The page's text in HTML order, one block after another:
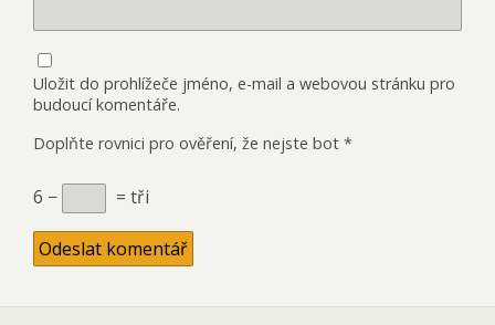
Uložit do prohlížeče jméno, e-mail a webovou stránku pro
budoucí komentáře.
Doplňte rovnici pro ověření, že nejste bot *
6 − = tři